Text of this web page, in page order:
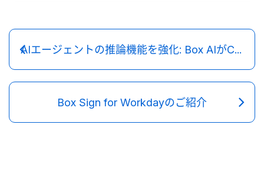
AIエージェントの推論機能を強化: Box AIがClaude Sonnet 4.6をサポート
Box Sign for Workdayのご紹介